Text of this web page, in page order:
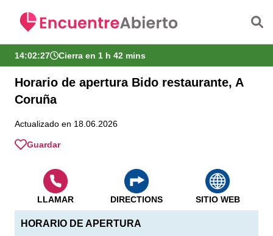
14:02:28 Cierra en 1 h 42 mins
Horario de apertura Bido restaurante, A
Coruña
Actualizado en 18.06.2026
Guardar
HORARIO DE APERTURA
LLAMAR DIRECTIONS SITIO WEB